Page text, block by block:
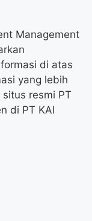
Management
di atas
yang lebih
resmi PT
di PT KAI